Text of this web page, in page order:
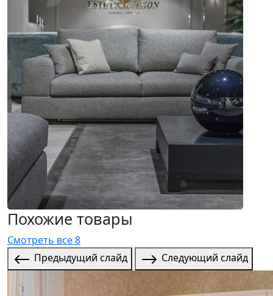
Похожие товары
Смотреть все 8
Предыдущий слайд
Следующий слайд